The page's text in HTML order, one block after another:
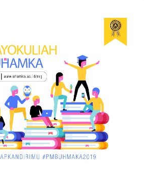
Kandis Dibekuk Sat Narkoba Polres
Siak
December 02, 2017
UNCATEGORIZED
5 Tahun Tenggelam di Hadapan
Ibunya
December 02, 2017
UNCATEGORIZED
Emiten Catatkan Obligasi Rp1, 45
Triliun